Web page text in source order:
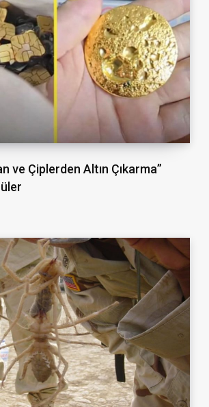
ve Çiplerden Altın Çıkarma”